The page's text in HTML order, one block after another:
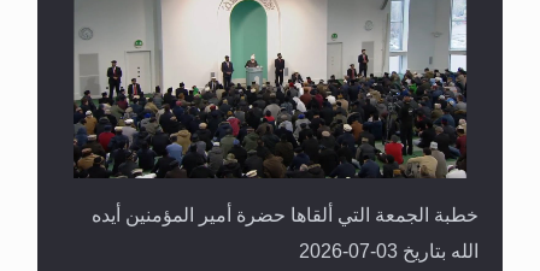
خطبة الجمعة التي ألقاها حضرة أمير المؤمنين أيده
الله بتاريخ 03-07-2026